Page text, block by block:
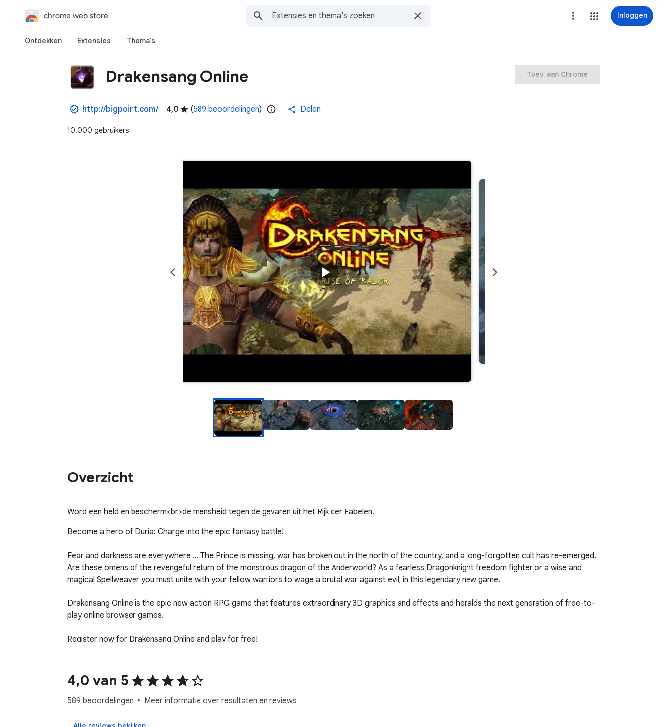
chrome web store Inloggen
Ontdekken Extensies Thema's
Drakensang Online
http://bigpoint.com/ 4,0 (589 beoordelingen) Delen
10.000 gebruikers
Toev. aan Chrome
Overzicht
Word een held en bescherm<br>de mensheid tegen de gevaren uit het Rijk der Fabelen.
Become a hero of Duria: Charge into the epic fantasy battle!
Fear and darkness are everywhere ... The Prince is missing, war has broken out in the north of the country, and a long-forgotten cult has re-emerged.
Are these omens of the revengeful return of the monstrous dragon of the Anderworld? As a fearless Dragonknight freedom fighter or a wise and
magical Spellweaver you must unite with your fellow warriors to wage a brutal war against evil, in this legendary new game.
Drakensang Online is the epic new action RPG game that features extraordinary 3D graphics and effects and heralds the next generation of free-to-
play online browser games.
Register now for Drakensang Online and play for free!
4,0 van 5
589 beoordelingen Meer informatie over resultaten en reviews